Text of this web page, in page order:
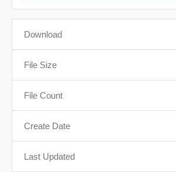
Download
File Size
File Count
Create Date
Last Updated